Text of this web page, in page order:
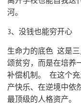
河。
3、没钱也能穷开心
生命力的底色 这是
颂贫穷，而是在培养
补偿机制。 在这个
产快乐、在逆境中依
最顶级的人格资产。